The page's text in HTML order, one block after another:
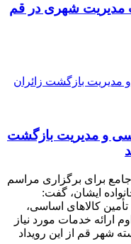
مدیریت شهری در قم
و مدیریت بازگشت
برای برگزاری مراسم
ایشان، گفت:
کالاهای اساسی،
خدمات مورد نیاز
شهر قم از این رویداد